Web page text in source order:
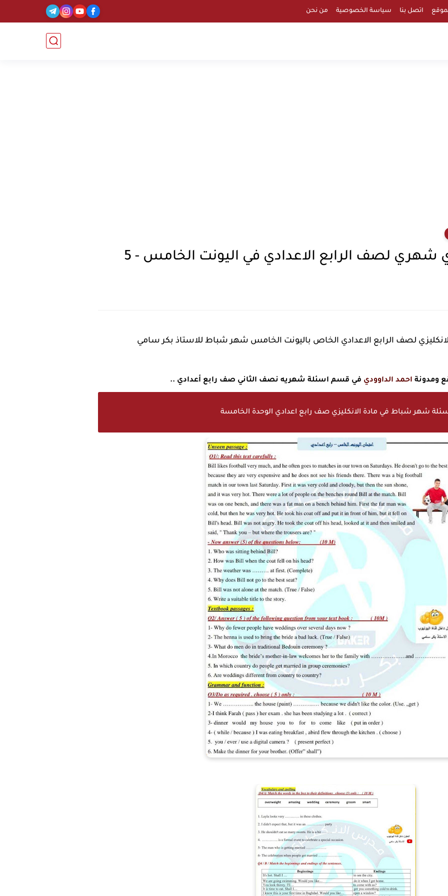
اتصل بنا سياسة الخصوصية من نحن
شهري لصف الرابع الاعدادي في اليونت الخامس - 5
لصف الرابع الاعدادي الخاص باليونت الخامس شهر شباط للاستاذ بكر سامي
ومدونة احمد الداوودي في قسم اسئلة شهريه نصف الثاني صف رابع أعدادي ..
شهر شباط في مادة الانكليزي صف رابع اعدادي الوحدة الخامسة